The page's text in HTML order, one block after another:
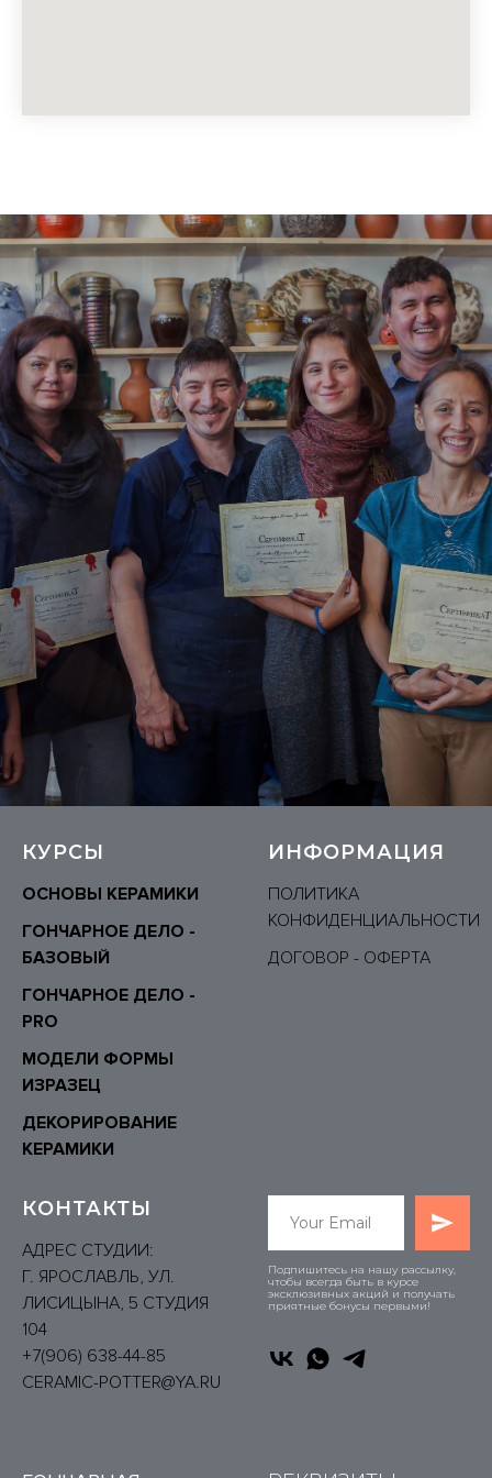
КУРСЫ
ОСНОВЫ КЕРАМИКИ
ГОНЧАРНОЕ ДЕЛО -
БАЗОВЫЙ
ГОНЧАРНОЕ ДЕЛО -
PRO
МОДЕЛИ ФОРМЫ
ИЗРАЗЕЦ
ДЕКОРИРОВАНИЕ
КЕРАМИКИ
ИНФОРМАЦИЯ
ПОЛИТИКА
КОНФИДЕНЦИАЛЬНОСТИ
ДОГОВОР - ОФЕРТА
КОНТАКТЫ
АДРЕС СТУДИИ:
Г. ЯРОСЛАВЛЬ, УЛ.
ЛИСИЦЫНА, 5 СТУДИЯ
104
+7(906) 638-44-85
CERAMIC-POTTER@YA.RU
Подпишитесь на нашу рассылку,
чтобы всегда быть в курсе
эксклюзивных акций и получать
приятные бонусы первыми!